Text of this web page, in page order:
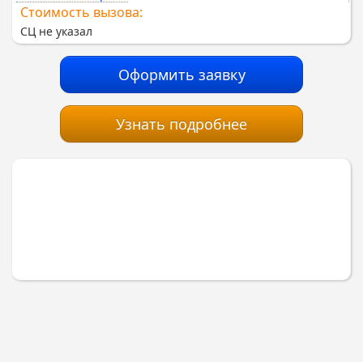
Стоимость вызова:
СЦ не указал
Оформить заявку
Узнать подробнее